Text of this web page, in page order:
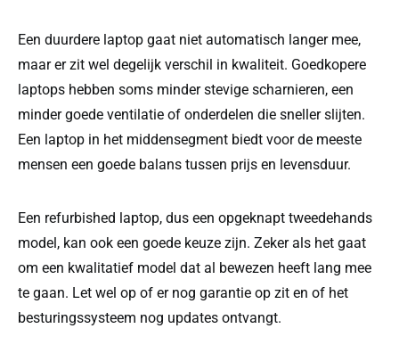
Een duurdere laptop gaat niet automatisch langer mee,
maar er zit wel degelijk verschil in kwaliteit. Goedkopere
laptops hebben soms minder stevige scharnieren, een
minder goede ventilatie of onderdelen die sneller slijten.
Een laptop in het middensegment biedt voor de meeste
mensen een goede balans tussen prijs en levensduur.
Een refurbished laptop, dus een opgeknapt tweedehands
model, kan ook een goede keuze zijn. Zeker als het gaat
om een kwalitatief model dat al bewezen heeft lang mee
te gaan. Let wel op of er nog garantie op zit en of het
besturingssysteem nog updates ontvangt.